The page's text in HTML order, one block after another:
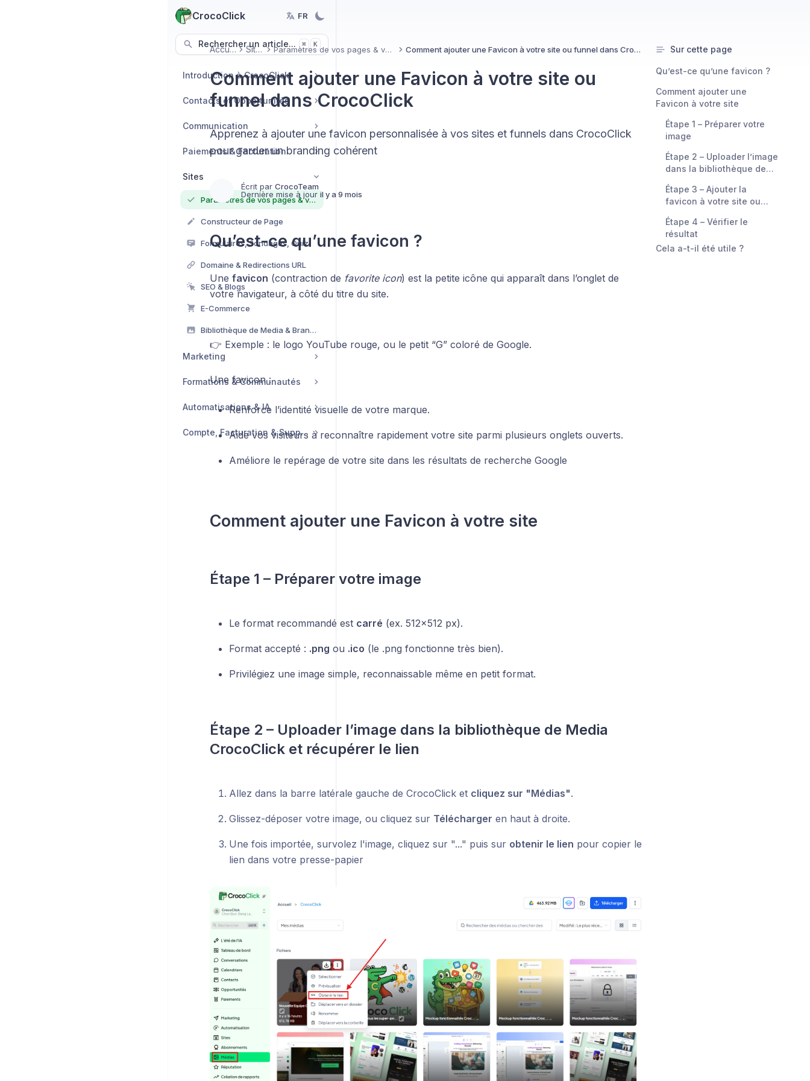
CrocoClick FR
Rechercher un article... ⌘ K
Introduction à CrocoClick
Contacts et Opportunités
Communication
Paiements & Facturation
Sites
Paramètres de vos pages & ventes
Constructeur de Page
Formulaires, Sondages, Quiz
Domaine & Redirections URL
SEO & Blogs
E-Commerce
Bibliothèque de Media & Branding
Marketing
Formations & Communautés
Automatisations & IA
Compte, Facturation & Support
Accueil Sites Paramètres de vos pages & ventes Comment ajouter une Favicon à votre site ou funnel dans CrocoClick
Comment ajouter une Favicon à votre site ou
funnel dans CrocoClick
Apprenez à ajouter une favicon personnalisée à vos sites et funnels dans CrocoClick
pour garder un branding cohérent
Écrit par CrocoTeam
Dernière mise à jour il y a 9 mois
Qu’est-ce qu’une favicon ?
Une favicon (contraction de favorite icon) est la petite icône qui apparaît dans l’onglet de
votre navigateur, à côté du titre du site.
👉 Exemple : le logo YouTube rouge, ou le petit “G” coloré de Google.
Une favicon :
Renforce l’identité visuelle de votre marque.
Aide vos visiteurs à reconnaître rapidement votre site parmi plusieurs onglets ouverts.
Améliore le repérage de votre site dans les résultats de recherche Google
Comment ajouter une Favicon à votre site
Étape 1 – Préparer votre image
Le format recommandé est carré (ex. 512x512 px).
Format accepté : .png ou .ico (le .png fonctionne très bien).
Privilégiez une image simple, reconnaissable même en petit format.
Étape 2 – Uploader l’image dans la bibliothèque de Media
CrocoClick et récupérer le lien
Allez dans la barre latérale gauche de CrocoClick et cliquez sur "Médias".
Glissez-déposer votre image, ou cliquez sur Télécharger en haut à droite.
Une fois importée, survolez l'image, cliquez sur "..." puis sur obtenir le lien pour copier le
lien dans votre presse-papier
Sur cette page
Qu’est-ce qu’une favicon ?
Comment ajouter une
Favicon à votre site
Étape 1 – Préparer votre
image
Étape 2 – Uploader l’image
dans la bibliothèque de
récupérer le lien
Étape 3 – Ajouter la
favicon à votre site ou
Étape 4 – Vérifier le
résultat
Cela a-t-il été utile ?